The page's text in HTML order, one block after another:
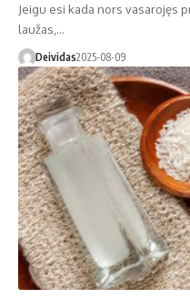
Jeigu esi kada nors vasarojęs
laužas,…
Deividas2025-08-09